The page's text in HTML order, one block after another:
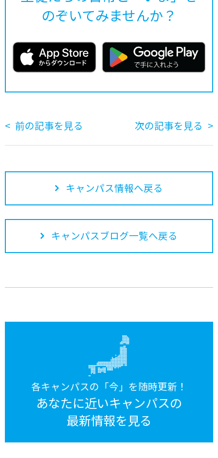
のぞいてみませんか？
前の記事を見る 次の記事を見る
キャンパス情報へ戻る
キャンパスブログ一覧へ戻る
各キャンパスの「今」を随時更新！
あなたに近いキャンパスの
最新情報を見る